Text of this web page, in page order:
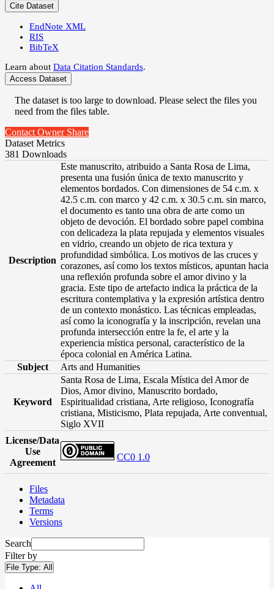
Cite Dataset
EndNote XML
RIS
BibTeX
Learn about Data Citation Standards.
Access Dataset
The dataset is too large to download. Please select the files you
need from the files table.
Contact Owner Share
Dataset Metrics
381 Downloads
Description
Este manuscrito, atribuido a Santa Rosa de Lima,
presenta una fusión única de texto manuscrito y
elementos bordados. Con dimensiones de 54 c.m. x
42.5 c.m. con marco y 42 c.m. x 30.5 c.m. sin marco,
el documento es tanto una obra de arte como un
objeto de devoción. El bordado sobre papel combina
con delicadeza la plata repujada y elementos visuales
en vidrio, creando un objeto de rica textura y
profundidad simbólica. Los motivos de las cruces y
corazones, así como los textos místicos, apuntan hacia
una reflexión profunda sobre el amor divino y la
gracia. Este tipo de artefacto indica la práctica de la
escritura contemplativa y la expresión artística dentro
de un contexto monástico. Las técnicas empleadas,
así como la iconografía y la inscripción, revelan una
profunda intersección entre la fe, el arte y la
experiencia mística personal, característico de la
época colonial en América Latina.
Subject
Arts and Humanities
Keyword
Santa Rosa de Lima, Escala Mística del Amor de
Dios, Amor divino, Manuscrito bordado,
Espiritualidad cristiana, Arte religioso, Iconografía
cristiana, Misticismo, Plata repujada, Arte conventual,
Siglo XVII
License/Data
Use
Agreement
CC0 1.0
Files
Metadata
Terms
Versions
Search
Filter by
File Type: All